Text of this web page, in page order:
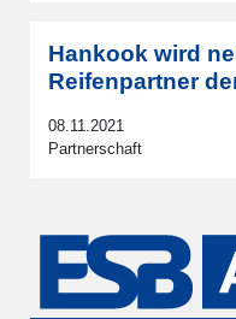
Hankook wird
Reifenpartner
08.11.2021
Partnerschaft